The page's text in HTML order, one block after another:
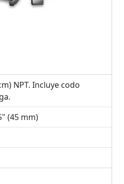
NPT. Incluye codo
(45 mm)